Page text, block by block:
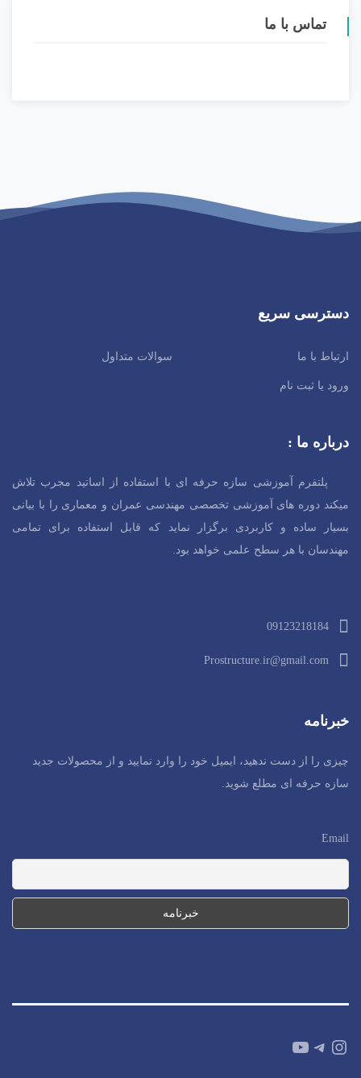
تماس با ما
دسترسی سریع
ارتباط با ما سوالات متداول
ورود یا ثبت نام
درباره ما :
پلتفرم آموزشی سازه حرفه ای با استفاده از اساتید مجرب تلاش
میکند دوره های آموزشی تخصصی مهندسی عمران و معماری را با بیانی
بسیار ساده و کاربردی برگزار نماید که قابل استفاده برای تمامی
مهندسان با هر سطح علمی خواهد بود.
09123218184
Prostructure.ir@gmail.com
خبرنامه
چیزی را از دست ندهید، ایمیل خود را وارد نمایید و از محصولات جدید
سازه حرفه ای مطلع شوید.
Email
Instagram
Telegram
YouTube